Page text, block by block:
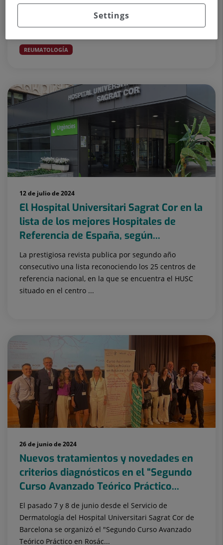
presentado los resultados de 'Los mejores médicos de
España’, el reto es encontrar a los mejores médicos de
nuestro ...
REUMATOLOGÍA
12 de julio de 2024
El Hospital Universitari Sagrat Cor en la
lista de los mejores Hospitales de
Referencia de España, según...
La prestigiosa revista publica por segundo año
consecutivo una lista reconociendo los 25 centros de
referencia nacional, en la que se encuentra el HUSC
situado en el centro ...
26 de junio de 2024
Nuevos tratamientos y novedades en
criterios diagnósticos en el “Segundo
Curso Avanzado Teórico Práctico...
El pasado 7 y 8 de junio desde el Servicio de
Dermatología del Hospital Universitari Sagrat Cor de
Barcelona se organizó el "Segundo Curso Avanzado
Teórico Práctico en Rosác...
Settings